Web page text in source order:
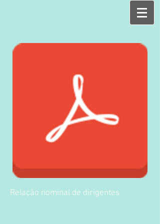
Relação nominal de dirigentes